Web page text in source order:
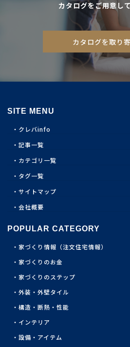
カタログをご用意し
カタログを取り
SITE MENU
クレバinfo
記事一覧
カテゴリ一覧
タグ一覧
サイトマップ
会社概要
POPULAR CATEGORY
家づくり情報（注文住宅情報）
家づくりのお金
家づくりのステップ
外装・外壁タイル
構造・断熱・性能
インテリア
設備・アイテム